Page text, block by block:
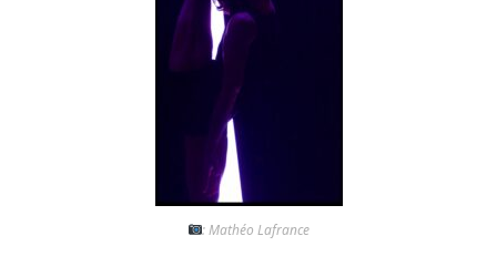
: Mathéo Lafrance